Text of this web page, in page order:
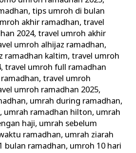
,tips umroh di bulan
akhir ramadhan,travel
2024,travel umroh akhir
umroh alhijaz ramadhan,
ramadhan kaltim,travel umroh
,travel umroh full ramadhan
,travel umroh
umroh ramadhan 2025,
, umrah during ramadhan,
, umrah ramadhan hilton, umrah
haji, umrah sebelum
ramadhan, umrah ziarah
bulan ramadhan, umroh 10 hari